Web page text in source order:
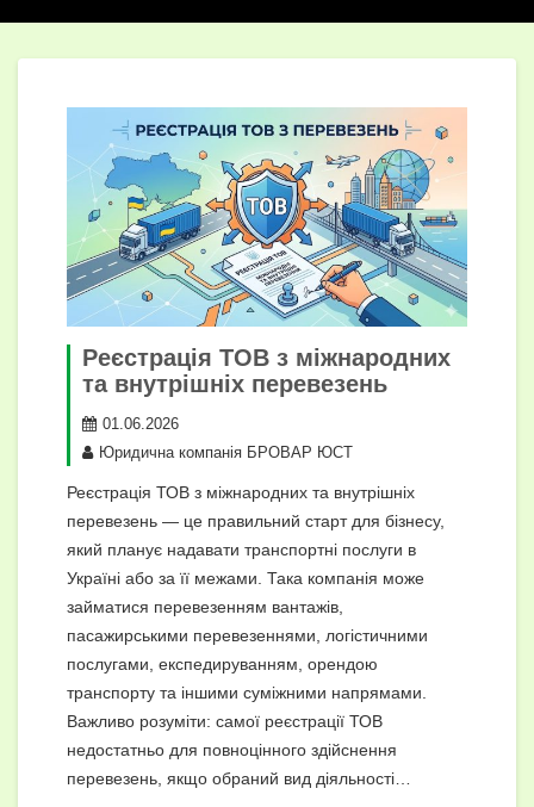
Реєстрація ТОВ з міжнародних
та внутрішніх перевезень
01.06.2026
Юридична компанія БРОВАР ЮСТ
Реєстрація ТОВ з міжнародних та внутрішніх
перевезень — це правильний старт для бізнесу,
який планує надавати транспортні послуги в
Україні або за її межами. Така компанія може
займатися перевезенням вантажів,
пасажирськими перевезеннями, логістичними
послугами, експедируванням, орендою
транспорту та іншими суміжними напрямами.
Важливо розуміти: самої реєстрації ТОВ
недостатньо для повноцінного здійснення
перевезень, якщо обраний вид діяльності…